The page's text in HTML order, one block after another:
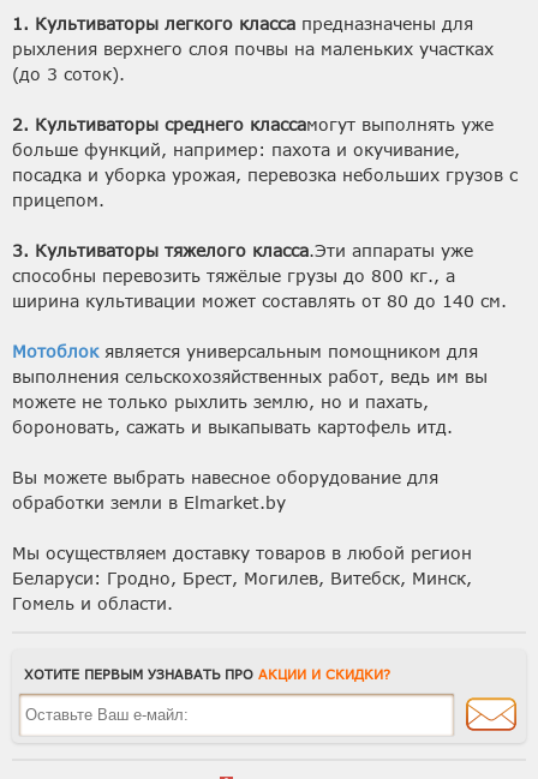
1. Культиваторы легкого класса предназначены для
рыхления верхнего слоя почвы на маленьких участках
(до 3 соток).
2. Культиваторы среднего классамогут выполнять уже
больше функций, например: пахота и окучивание,
посадка и уборка урожая, перевозка небольших грузов с
прицепом.
3. Культиваторы тяжелого класса.Эти аппараты уже
способны перевозить тяжёлые грузы до 800 кг., а
ширина культивации может составлять от 80 до 140 см.
Мотоблокявляется универсальным помощником для
выполнения сельскохозяйственных работ, ведь им вы
можете не только рыхлить землю, но и пахать,
бороновать, сажать и выкапывать картофель итд.
Вы можете выбрать навесное оборудование для
обработки земли в Elmarket.by
Мы осуществляем доставку товаров в любой регион
Беларуси: Гродно, Брест, Могилев, Витебск, Минск,
Гомель и области.
ХОТИТЕ ПЕРВЫМ УЗНАВАТЬ ПРО АКЦИИ И СКИДКИ?